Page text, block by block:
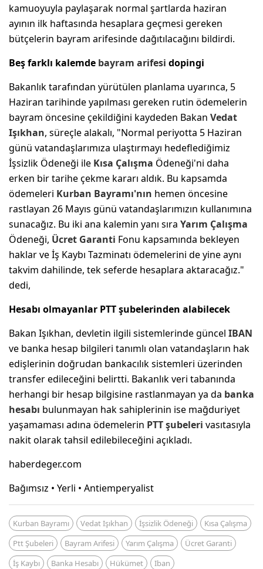
kamuoyuyla paylaşarak normal şartlarda haziran
ayının ilk haftasında hesaplara geçmesi gereken
bütçelerin bayram arifesinde dağıtılacağını bildirdi.
Beş farklı kalemde bayram arifesi dopingi
Bakanlık tarafından yürütülen planlama uyarınca, 5
Haziran tarihinde yapılması gereken rutin ödemelerin
bayram öncesine çekildiğini kaydeden Bakan Vedat
Işıkhan, süreçle alakalı, "Normal periyotta 5 Haziran
günü vatandaşlarımıza ulaştırmayı hedeflediğimiz
İşsizlik Ödeneği ile Kısa Çalışma Ödeneği'ni daha
erken bir tarihe çekme kararı aldık. Bu kapsamda
ödemeleri Kurban Bayramı'nın hemen öncesine
rastlayan 26 Mayıs günü vatandaşlarımızın kullanımına
sunacağız. Bu iki ana kalemin yanı sıra Yarım Çalışma
Ödeneği, Ücret Garanti Fonu kapsamında bekleyen
haklar ve İş Kaybı Tazminatı ödemelerini de yine aynı
takvim dahilinde, tek seferde hesaplara aktaracağız."
dedi,
Hesabı olmayanlar PTT şubelerinden alabilecek
Bakan Işıkhan, devletin ilgili sistemlerinde güncel IBAN
ve banka hesap bilgileri tanımlı olan vatandaşların hak
edişlerinin doğrudan bankacılık sistemleri üzerinden
transfer edileceğini belirtti. Bakanlık veri tabanında
herhangi bir hesap bilgisine rastlanmayan ya da banka
hesabı bulunmayan hak sahiplerinin ise mağduriyet
yaşamaması adına ödemelerin PTT şubeleri vasıtasıyla
nakit olarak tahsil edilebileceğini açıkladı.
haberdeger.com
Bağımsız • Yerli • Antiemperyalist
Kurban Bayramı Vedat Işıkhan İşsizlik Ödeneği
Kısa Çalışma
Ptt Şubeleri
Bayram Arifesi Yarım Çalışma
Ücret Garanti
İş Kaybı
Banka Hesabı Hükümet Iban